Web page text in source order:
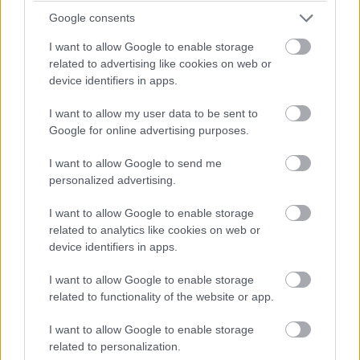
Google consents
I want to allow Google to enable storage
related to advertising like cookies on web or
device identifiers in apps.
I want to allow my user data to be sent to
Google for online advertising purposes.
I want to allow Google to send me
personalized advertising.
I want to allow Google to enable storage
related to analytics like cookies on web or
device identifiers in apps.
I want to allow Google to enable storage
related to functionality of the website or app.
I want to allow Google to enable storage
related to personalization.
Πανόραμα χειμερινών βουνών με τις πίστες σκι και τα lifts κοντά στο
χιονοδρομικό κέντρο Vogel, Σλοβενία
Η Σλοβενία ​​πιθανόν να είναι ένας από τους πιο
υποτιμημένους χειμερινούς προορισμούς στην
Ευρώπη. Διαθέτει δώδεκα καθιερωμένα
χιονοδρομικά κέντρα, όλα με εξαιρετικές
εγκαταστάσεις – πολλά εξαιρετικά για οικογένειες
και όλα με εξαιρετική σχέση ποιότητας-τιμής. Το
μεγαλύτερο χιονοδρομικό κέντρο της Σλοβενίας, το
Μάριμπορ-Πομόριε, διαθέτει περισσότερες από 40